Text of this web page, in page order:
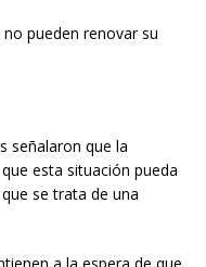
pueden renovar su
señalaron que la
esta situación pueda
se trata de una